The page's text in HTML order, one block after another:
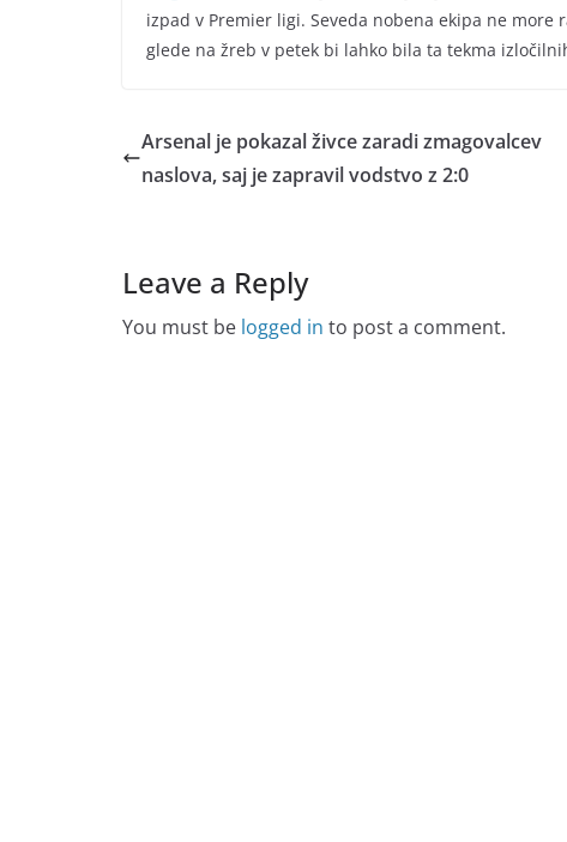
izpad v Premier ligi. Seveda nobena ekipa ne
glede na žreb v petek bi lahko bila ta tekma
Arsenal je pokazal živce zaradi zmagovalcev
naslova, saj je zapravil vodstvo z 2:0
Leave a Reply
You must be logged in to post a comment.